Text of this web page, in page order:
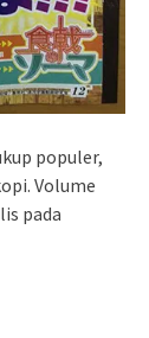
populer,
Volume
pada